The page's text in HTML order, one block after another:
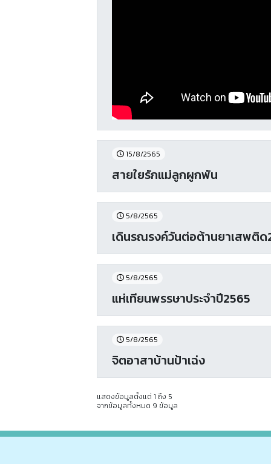
15/8/2565
สายใยรักแม่ลูกผูกพัน
5/8/2565
เดินรณรงค์วันต่อต้านยาเสพติด
5/8/2565
แห่เทียนพรรษาประจำปี2565
5/8/2565
จิตอาสาบ้านป้าเฉ่ง
แสดงข้อมูลตั้งแต่ 1 ถึง 5
จากข้อมูลทั้งหมด 9 ข้อมูล